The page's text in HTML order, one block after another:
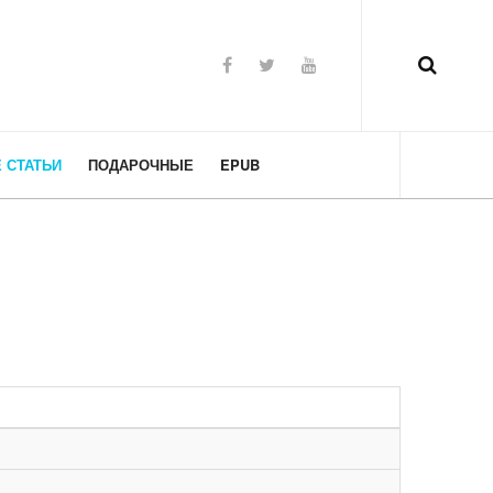
СТАТЬИ ПОДАРОЧНЫЕ EPUB